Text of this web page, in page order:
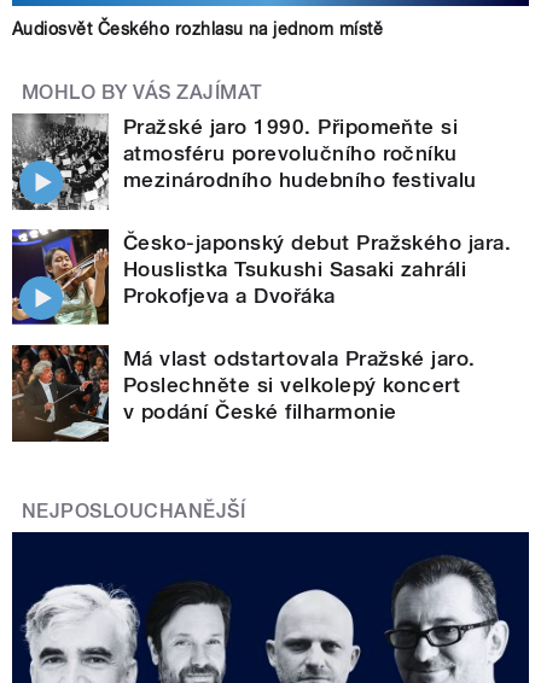
Audiosvět Českého rozhlasu na jednom místě
MOHLO BY VÁS ZAJÍMAT
Pražské jaro 1990. Připomeňte si
atmosféru porevolučního ročníku
mezinárodního hudebního festivalu
Česko-japonský debut Pražského jara.
Houslistka Tsukushi Sasaki zahráli
Prokofjeva a Dvořáka
Má vlast odstartovala Pražské jaro.
Poslechněte si velkolepý koncert
v podání České filharmonie
NEJPOSLOUCHANĚJŠÍ